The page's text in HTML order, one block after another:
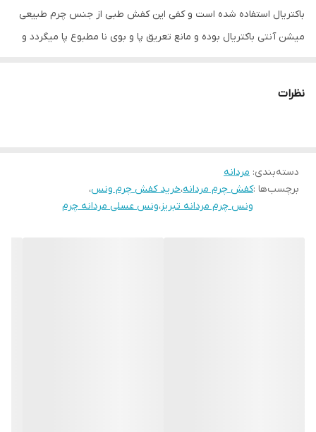
جزئیات
ظاهری شیک و بروز با استایل ونس اسپورت
قابل ست با انواع شلوار های جین و کتان و
پارچه ای و استفاده روز مره و نیمه رسمی
باکتریال استفاده شده است و کفی این کفش طبی از جنس چرم طبیعی
میشن آنتی باکتریال بوده و مانع تعریق پا و بوی نا مطبوع پا میگردد و
را انتخاب کنید .
نظرات
دسته‌بندی: مردانه
برچسب‌ها :کفش چرم مردانه،خرید کفش چرم ونس،
ونس چرم مردانه تبریز،ونس عسلی مردانه چرم